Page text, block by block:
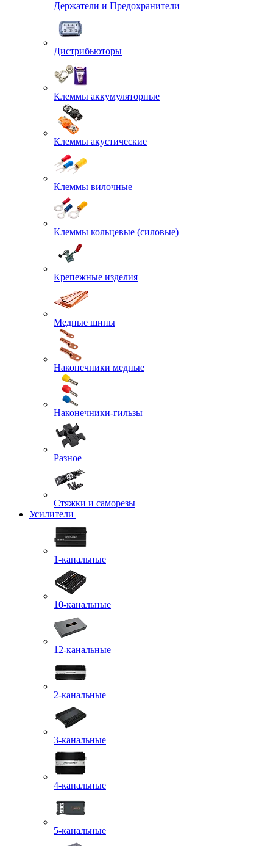
Держатели и Предохранители
Дистрибьюторы
Клеммы аккумуляторные
Клеммы акустические
Клеммы вилочные
Клеммы кольцевые (силовые)
Крепежные изделия
Медные шины
Наконечники медные
Наконечники-гильзы
Разное
Стяжки и саморезы
Усилители
1-канальные
10-канальные
12-канальные
2-канальные
3-канальные
4-канальные
5-канальные